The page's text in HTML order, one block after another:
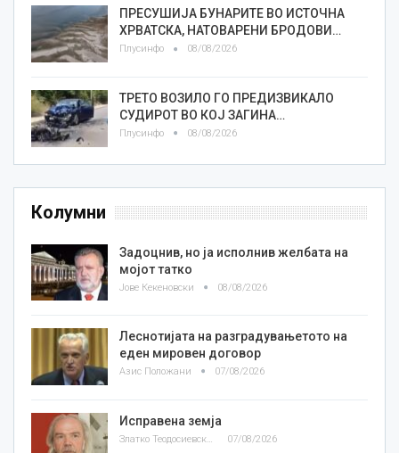
ПРЕСУШИЈА БУНАРИТЕ ВО ИСТОЧНА
ХРВАТСКА, НАТОВАРЕНИ БРОДОВИ…
Плусинфо 08/08/2026
ТРЕТО ВОЗИЛО ГО ПРЕДИЗВИКАЛО
СУДИРОТ ВО КОЈ ЗАГИНА…
Плусинфо 08/08/2026
Колумни
Задоцнив, но ја исполнив желбата на
мојот татко
Јове Кекеновски 08/08/2026
Леснотијата на разградувањетото на
еден мировен договор
Азис Положани 07/08/2026
Исправена земја
Златко Теодосиевски 07/08/2026